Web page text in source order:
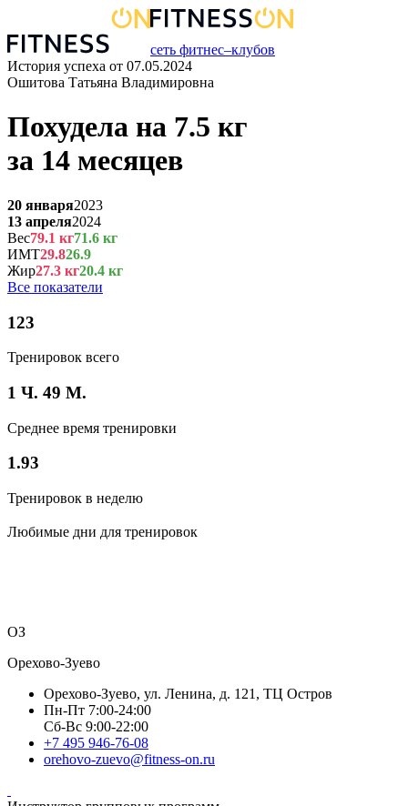
сеть фитнес–клубов
История успеха от 07.05.2024
Ошитова Татьяна Владимировна
Похудела на 7.5 кг
за 14 месяцев
20 января2023
13 апреля2024
Вес79.1 кг71.6 кг
ИМТ29.826.9
Жир27.3 кг20.4 кг
Все показатели
123
Тренировок всего
1 Ч. 49 М.
Среднее время тренировки
1.93
Тренировок в неделю
Любимые дни для тренировок
ОЗ
Орехово-Зуево
Орехово-Зуево, ул. Ленина, д. 121, ТЦ Остров
Пн-Пт 7:00-24:00
Сб-Вс 9:00-22:00
+7 495 946-76-08
orehovo-zuevo@fitness-on.ru